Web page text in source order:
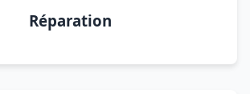
Réparation